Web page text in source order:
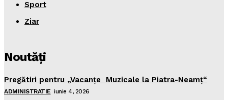
Sport
Ziar
Noutăţi
Pregătiri pentru „Vacanţe Muzicale la Piatra-Neamţ“
ADMINISTRATIE iunie 4, 2026